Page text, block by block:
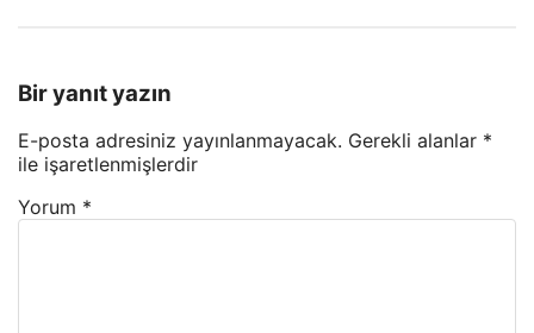
Bir yanıt yazın
E-posta adresiniz yayınlanmayacak. Gerekli alanlar *
ile işaretlenmişlerdir
Yorum *